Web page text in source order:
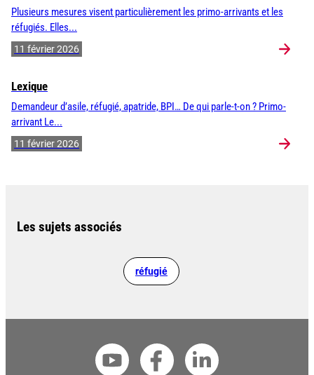
Plusieurs mesures visent particulièrement les primo-arrivants et les
réfugiés. Elles...
11 février 2026
Lexique
Demandeur d’asile, réfugié, apatride, BPI… De qui parle-t-on ? Primo-
arrivant Le...
11 février 2026
Les sujets associés
réfugié